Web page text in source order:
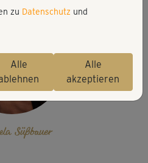
Süßbauer
zu Datenschutz und
Alle
Alle
akzeptieren